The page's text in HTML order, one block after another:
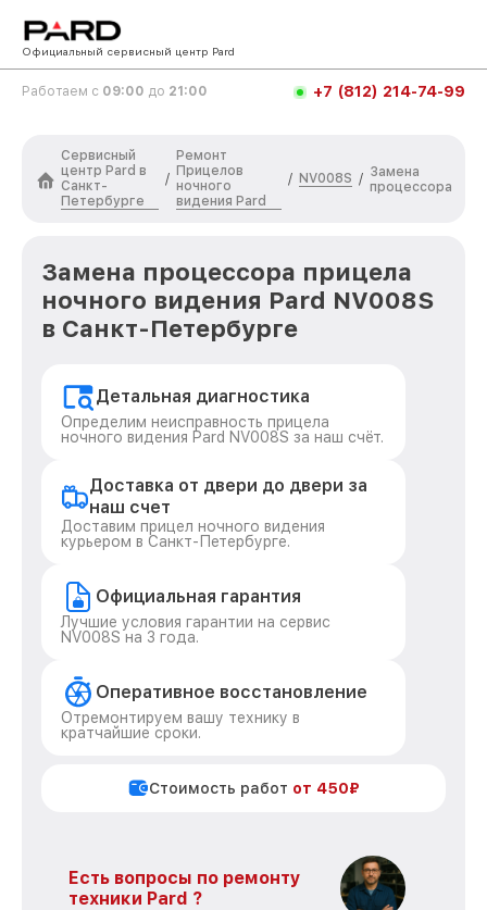
Официальный сервисный центр Pard
Работаем с 09:00 до 21:00 +7 (812) 214-74-99
Сервисный
центр Pard в
Санкт-
Петербурге
/
Ремонт
Прицелов
ночного
видения Pard
/ NV008S / Замена
процессора
Замена процессора прицела
ночного видения Pard NV008S
в Санкт-Петербурге
Детальная диагностика
Определим неисправность прицела
ночного видения Pard NV008S за наш счёт.
Доставка от двери до двери за
наш счет
Доставим прицел ночного видения
курьером в Санкт-Петербурге.
Официальная гарантия
Лучшие условия гарантии на сервис
NV008S на 3 года.
Оперативное восстановление
Отремонтируем вашу технику в
кратчайшие сроки.
Стоимость работ от 450₽
Есть вопросы по ремонту
техники Pard ?